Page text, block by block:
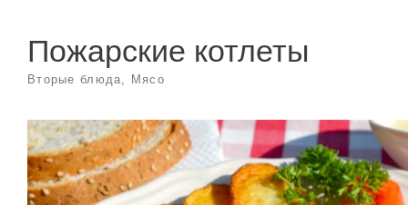
Пожарские котлеты
Вторые блюда, Мясо